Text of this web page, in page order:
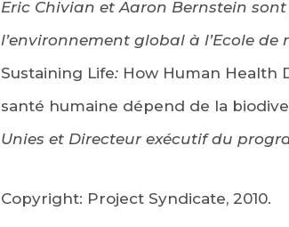
Eric Chivian et Aaron Bernstein
l’environnement global à l’Ecole
Sustaining Life: How Human Health
santé humaine dépend de la
Unies et Directeur exécutif du
Copyright: Project Syndicate, 2010.